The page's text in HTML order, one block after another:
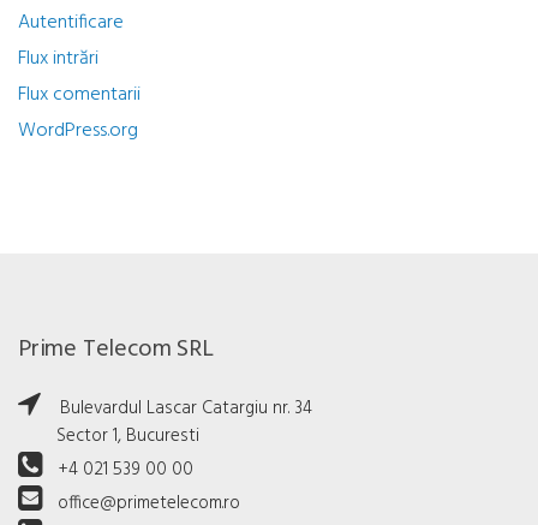
Autentificare
Flux intrări
Flux comentarii
WordPress.org
Prime Telecom SRL
Bulevardul Lascar Catargiu nr. 34
Sector 1, Bucuresti
+4 021 539 00 00
office@primetelecom.ro